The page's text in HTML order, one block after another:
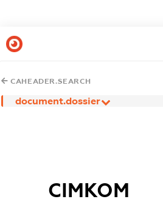
CAHEADER.SEARCH
document.dossier
СІМКОМ